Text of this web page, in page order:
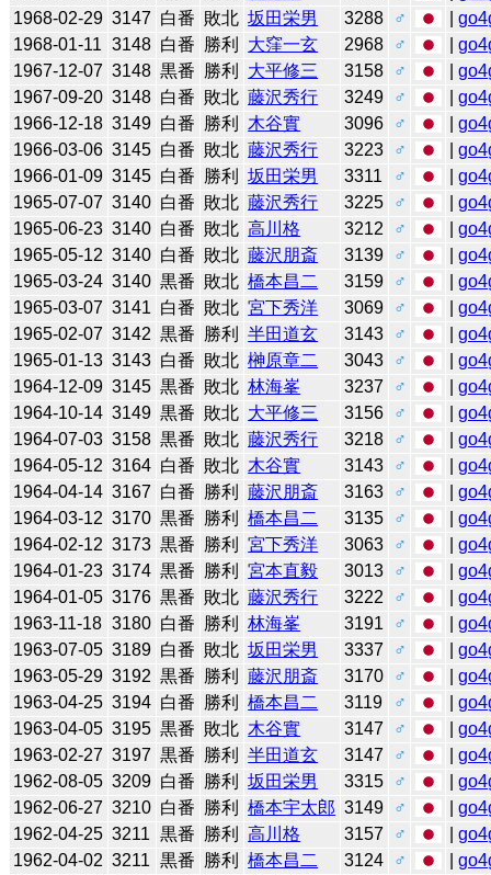
1968-02-29 3147 白番 敗北 坂田栄男 3288 ♂ |
1968-01-11 3148 白番 勝利 大窪一玄 2968 ♂ |
1967-12-07 3148 黒番 勝利 大平修三 3158 ♂ |
1967-09-20 3148 白番 敗北 藤沢秀行 3249 ♂ |
1966-12-18 3149 白番 勝利 木谷實 3096 ♂ |
1966-03-06 3145 白番 敗北 藤沢秀行 3223 ♂ |
1966-01-09 3145 白番 勝利 坂田栄男 3311 ♂ |
1965-07-07 3140 白番 敗北 藤沢秀行 3225 ♂ |
1965-06-23 3140 白番 敗北 高川格 3212 ♂ |
1965-05-12 3140 白番 敗北 藤沢朋斎 3139 ♂ |
1965-03-24 3140 黒番 敗北 橋本昌二 3159 ♂ |
1965-03-07 3141 白番 敗北 宮下秀洋 3069 ♂ |
1965-02-07 3142 黒番 勝利 半田道玄 3143 ♂ |
1965-01-13 3143 白番 敗北 榊原章二 3043 ♂ |
1964-12-09 3145 黒番 敗北 林海峯 3237 ♂ |
1964-10-14 3149 黒番 敗北 大平修三 3156 ♂ |
1964-07-03 3158 黒番 敗北 藤沢秀行 3218 ♂ |
1964-05-12 3164 白番 敗北 木谷實 3143 ♂ |
1964-04-14 3167 白番 勝利 藤沢朋斎 3163 ♂ |
1964-03-12 3170 黒番 勝利 橋本昌二 3135 ♂ |
1964-02-12 3173 黒番 勝利 宮下秀洋 3063 ♂ |
1964-01-23 3174 黒番 勝利 宮本直毅 3013 ♂ |
1964-01-05 3176 黒番 敗北 藤沢秀行 3222 ♂ |
1963-11-18 3180 白番 勝利 林海峯 3191 ♂ |
1963-07-05 3189 白番 敗北 坂田栄男 3337 ♂ |
1963-05-29 3192 黒番 勝利 藤沢朋斎 3170 ♂ |
1963-04-25 3194 白番 勝利 橋本昌二 3119 ♂ |
1963-04-05 3195 黒番 敗北 木谷實 3147 ♂ |
1963-02-27 3197 黒番 勝利 半田道玄 3147 ♂ |
1962-08-05 3209 白番 勝利 坂田栄男 3315 ♂ |
1962-06-27 3210 白番 勝利 橋本宇太郎 3149 ♂ |
1962-04-25 3211 黒番 勝利 高川格 3157 ♂ |
1962-04-02 3211 黒番 勝利 橋本昌二 3124 ♂ |